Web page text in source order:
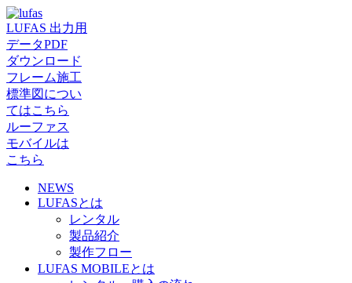
LUFAS 出力用
データPDF
ダウンロード
フレーム施工
標準図につい
てはこちら
ルーファス
モバイルは
こちら
NEWS
LUFASとは
レンタル
製品紹介
製作フロー
LUFAS MOBILEとは